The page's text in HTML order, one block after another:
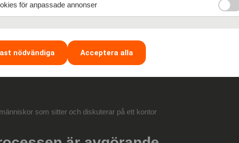
andra i ditt nätverk om de känner till någon som skulle passa för jobbet.
kan ofta vara mer värdefulla än ett CV.
för anpassade annonser
nödvändiga Acceptera alla